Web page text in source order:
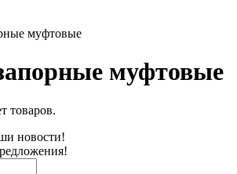
муфтовые
муфтовые
товаров.
новости!